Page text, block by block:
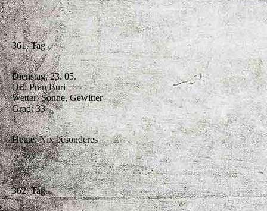
361. Tag
Dienstag, 23. 05.
Ort: Pran Buri
Wetter: Sonne, Gewitter
Grad: 33
Heute: Nix besonderes
362. Tag